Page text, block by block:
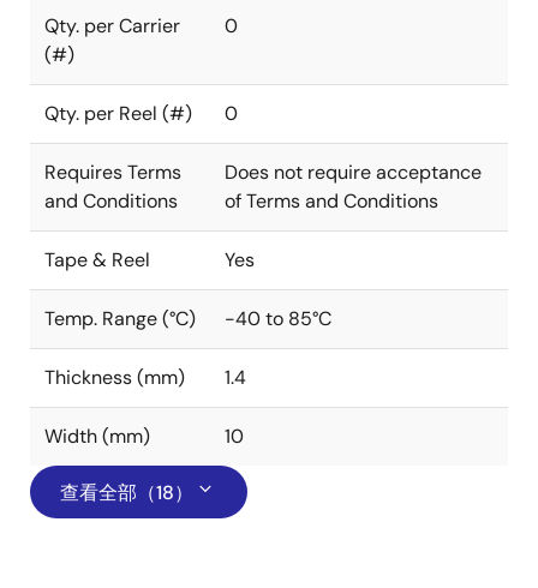
Qty. per Carrier
(#)
0
Qty. per Reel (#) 0
Requires Terms
and Conditions
Does not require acceptance
of Terms and Conditions
Tape & Reel Yes
Temp. Range (°C) -40 to 85°C
Thickness (mm) 1.4
Width (mm) 10
查看全部（18）